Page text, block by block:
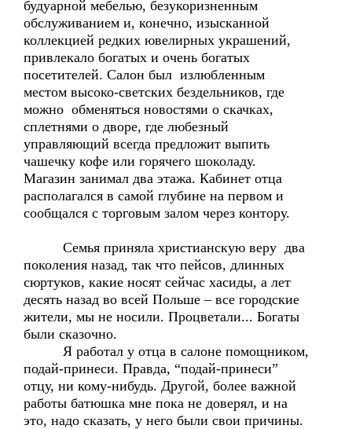
будуарной мебелью, безукоризненным
обслуживанием и, конечно, изысканной
коллекцией редких ювелирных украшений,
привлекало богатых и очень богатых
посетителей. Салон был излюбленным
местом высоко-светских бездельников, где
можно обменяться новостями о скачках,
сплетнями о дворе, где любезный
управляющий всегда предложит выпить
чашечку кофе или горячего шоколаду.
Магазин занимал два этажа. Кабинет отца
располагался в самой глубине на первом и
сообщался с торговым залом через контору.
Семья приняла христианскую веру два
поколения назад, так что пейсов, длинных
сюртуков, какие носят сейчас хасиды, а лет
десять назад во всей Польше – все городские
жители, мы не носили. Процветали... Богаты
были сказочно.
Я работал у отца в салоне помощником,
подай-принеси. Правда, “подай-принеси”
отцу, ни кому-нибудь. Другой, более важной
работы батюшка мне пока не доверял, и на
это, надо сказать, у него были свои причины.